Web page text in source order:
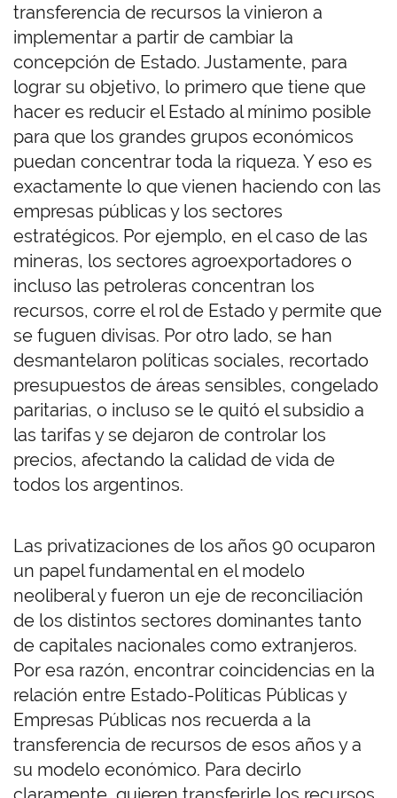
transferencia de recursos la vinieron a
implementar a partir de cambiar la
concepción de Estado. Justamente, para
lograr su objetivo, lo primero que tiene que
hacer es reducir el Estado al mínimo posible
para que los grandes grupos económicos
puedan concentrar toda la riqueza. Y eso es
exactamente lo que vienen haciendo con las
empresas públicas y los sectores
estratégicos. Por ejemplo, en el caso de las
mineras, los sectores agroexportadores o
incluso las petroleras concentran los
recursos, corre el rol de Estado y permite que
se fuguen divisas. Por otro lado, se han
desmantelaron políticas sociales, recortado
presupuestos de áreas sensibles, congelado
paritarias, o incluso se le quitó el subsidio a
las tarifas y se dejaron de controlar los
precios, afectando la calidad de vida de
todos los argentinos.
Las privatizaciones de los años 90 ocuparon
un papel fundamental en el modelo
neoliberal y fueron un eje de reconciliación
de los distintos sectores dominantes tanto
de capitales nacionales como extranjeros.
Por esa razón, encontrar coincidencias en la
relación entre Estado-Políticas Públicas y
Empresas Públicas nos recuerda a la
transferencia de recursos de esos años y a
su modelo económico. Para decirlo